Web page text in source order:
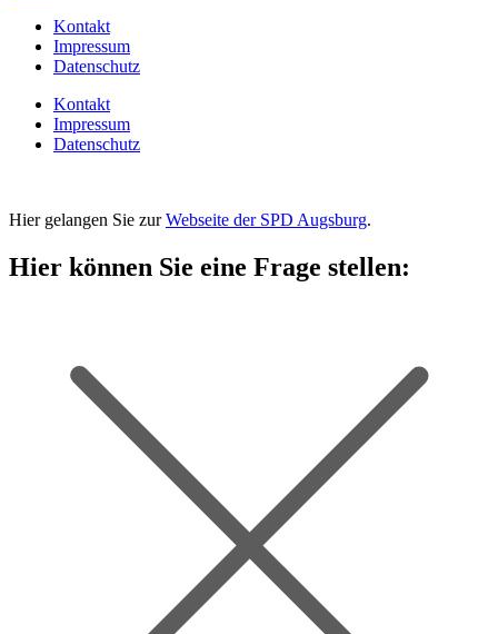
Kontakt
Impressum
Datenschutz
Kontakt
Impressum
Datenschutz
Hier gelangen Sie zurWebseite der SPD Augsburg.
Hier können Sie eine Frage stellen: